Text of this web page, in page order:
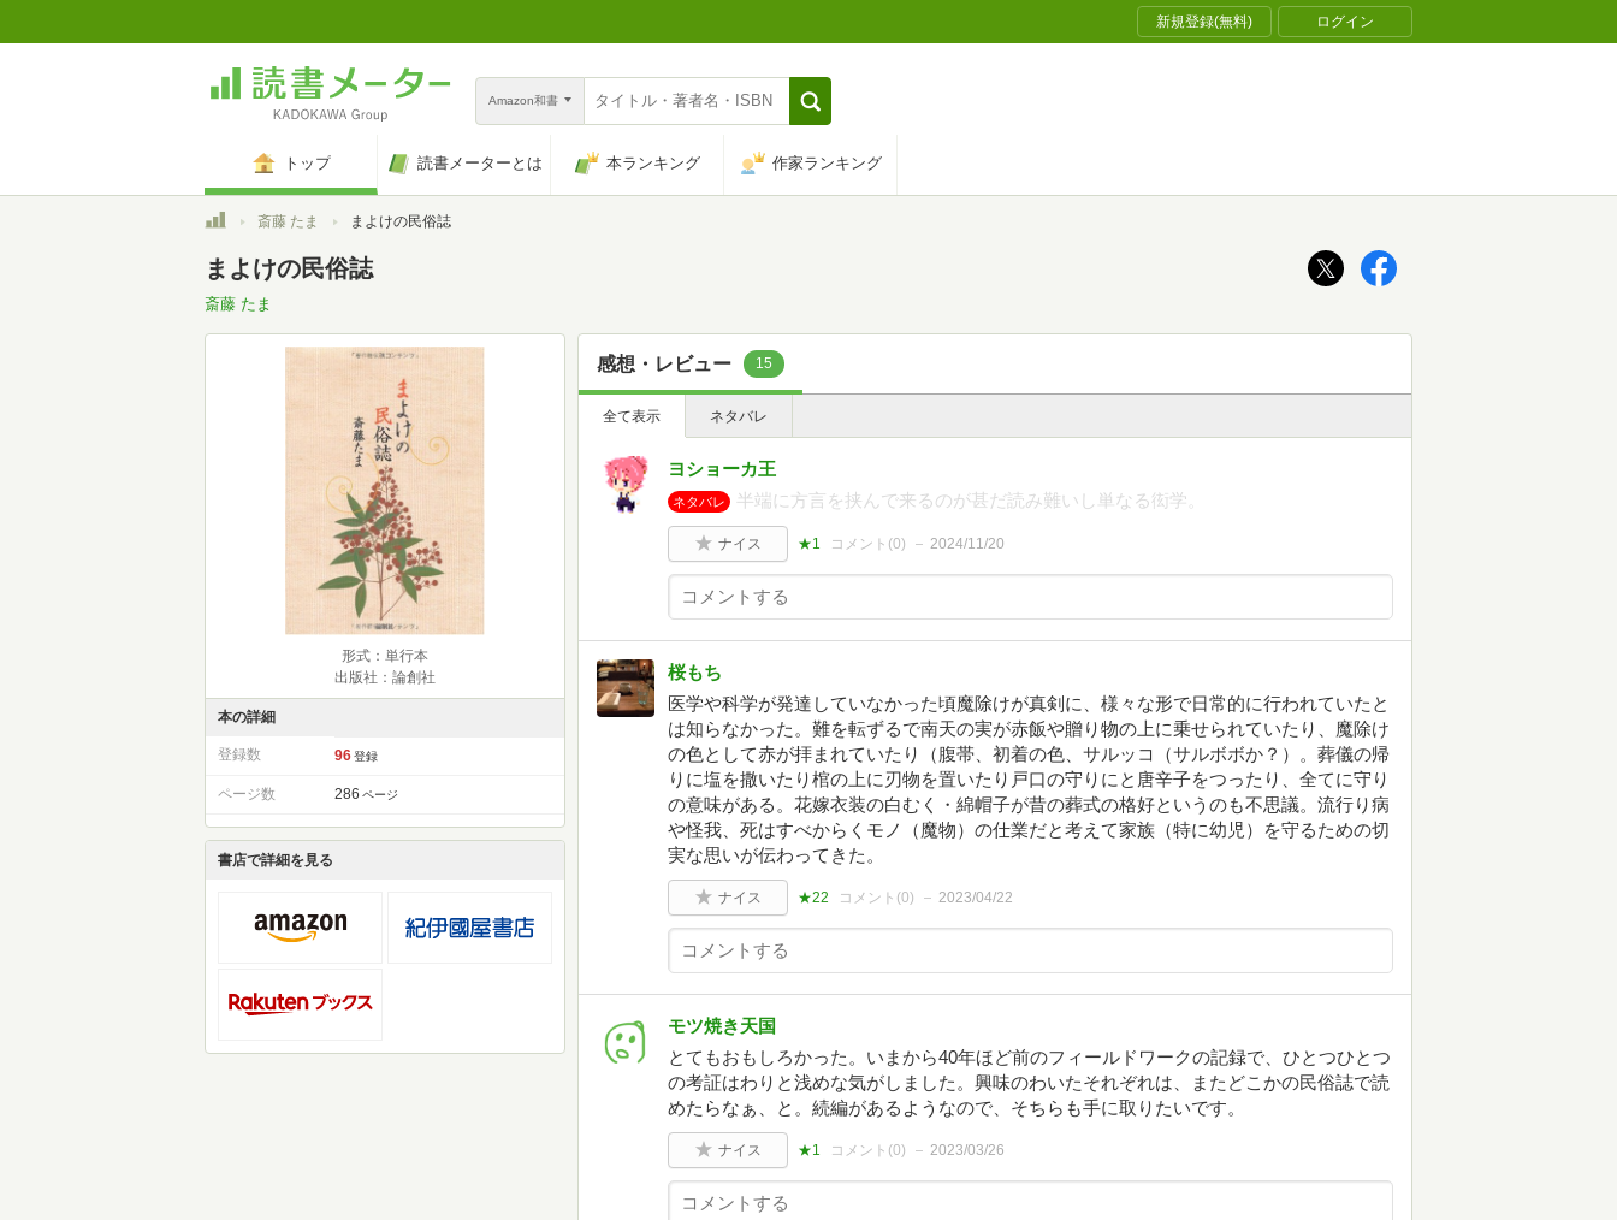
新規登録(無料) ログイン
Amazon和書
トップ 読書メーターとは 本ランキング 作家ランキング
トップ斎藤 たま まよけの民俗誌
まよけの民俗誌
斎藤 たま
形式：単行本
出版社：論創社
本の詳細
登録数 96 登録
ページ数 286 ページ
書店で詳細を見る
感想・レビュー 15
全て表示 ネタバレ
ヨショーカ王
ネタバレ 半端に方言を挟んで来るのが甚だ読み難いし単なる衒学。
ナイス ★1 コメント(0) 2024/11/20
桜もち
医学や科学が発達していなかった頃魔除けが真剣に、様々な形で日常的に行われていたと
は知らなかった。難を転ずるで南天の実が赤飯や贈り物の上に乗せられていたり、魔除け
の色として赤が拝まれていたり（腹帯、初着の色、サルッコ（サルボボか？）。葬儀の帰
りに塩を撒いたり棺の上に刃物を置いたり戸口の守りにと唐辛子をつったり、全てに守り
の意味がある。花嫁衣装の白むく・綿帽子が昔の葬式の格好というのも不思議。流行り病
や怪我、死はすべからくモノ（魔物）の仕業だと考えて家族（特に幼児）を守るための切
実な思いが伝わってきた。
ナイス ★22 コメント(0) 2023/04/22
モツ焼き天国
とてもおもしろかった。いまから40年ほど前のフィールドワークの記録で、ひとつひとつ
の考証はわりと浅めな気がしました。興味のわいたそれぞれは、またどこかの民俗誌で読
めたらなぁ、と。続編があるようなので、そちらも手に取りたいです。
ナイス ★1 コメント(0) 2023/03/26